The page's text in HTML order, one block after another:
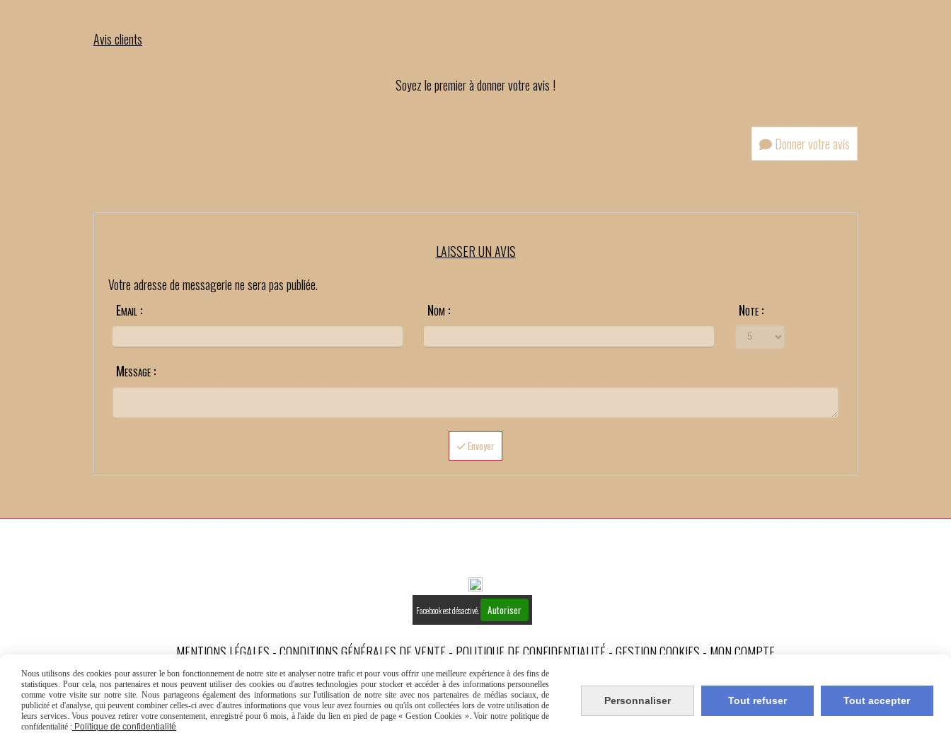
Avis clients
Soyez le premier à donner votre avis !
Donner votre avis
LAISSER UN AVIS
Votre adresse de messagerie ne sera pas publiée.
Email :
Nom : Note :
Message :
Envoyer
Facebook est désactivé. Autoriser
MENTIONS LÉGALES CONDITIONS GÉNÉRALES DE VENTE POLITIQUE DE CONFIDENTIALITÉ GESTION COOKIES MON COMPTE
Nous utilisons des cookies pour assurer le bon fonctionnement de notre site et analyser notre trafic et pour vous offrir une meilleure expérience à des fins de
statistiques. Pour cela, nos partenaires et nous peuvent utiliser des cookies ou d'autres technologies pour stocker et accéder à des informations personnelles
comme votre visite sur notre site. Nous partageons également des informations sur l'utilisation de notre site avec nos partenaires de médias sociaux, de
publicité et d'analyse, qui peuvent combiner celles-ci avec d'autres informations que vous leur avez fournies ou qu'ils ont collectées lors de votre utilisation de
leurs services. Vous pouvez retirer votre consentement, enregistré pour 6 mois, à l'aide du lien en pied de page « Gestion Cookies ». Voir notre politique de
confidentialité : Politique de confidentialité
Personnaliser Tout refuser Tout accepter